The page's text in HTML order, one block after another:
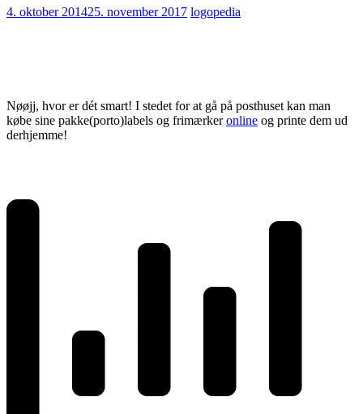
4. oktober 201425. november 2017 logopedia
Nøøjj, hvor er dét smart! I stedet for at gå på posthuset kan man
købe sine pakke(porto)labels og frimærkeronline og printe dem ud
derhjemme!